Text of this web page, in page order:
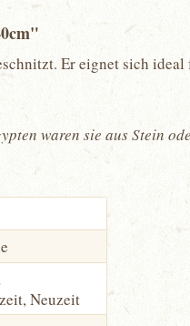
Er eignet sich
waren sie aus Stein
Neuzeit